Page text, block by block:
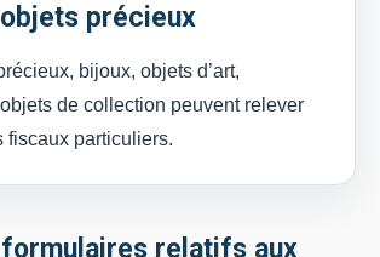
précieux
bijoux, objets d’art,
de collection peuvent relever
fiscaux particuliers.
formulaires relatifs aux